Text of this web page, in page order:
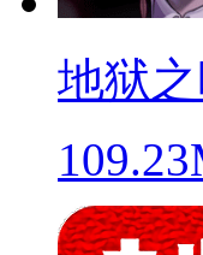
地狱